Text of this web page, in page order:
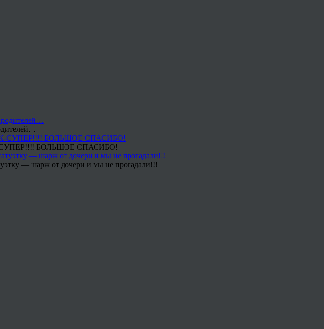
БОЛЬШОЕ СПАСИБО!
— шарж от дочери и мы не прогадали!!!